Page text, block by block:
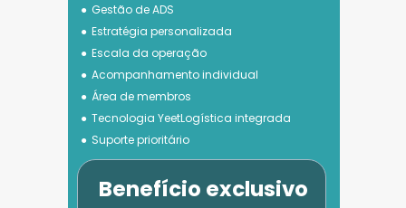
Gestão de ADS
Estratégia personalizada
Escala da operação
Acompanhamento individual
Área de membros
Tecnologia YeetLogística integrada
Suporte prioritário
Benefício exclusivo